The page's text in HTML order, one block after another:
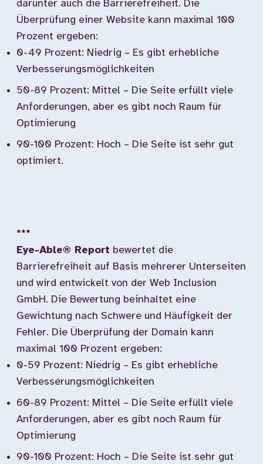
darunter auch die Barrierefreiheit. Die
Überprüfung einer Website kann maximal 100
Prozent ergeben:
0-49 Prozent: Niedrig – Es gibt erhebliche
Verbesserungsmöglichkeiten
50-89 Prozent: Mittel – Die Seite erfüllt viele
Anforderungen, aber es gibt noch Raum für
Optimierung
90-100 Prozent: Hoch – Die Seite ist sehr gut
optimiert.
***
Eye-Able® Report bewertet die
Barrierefreiheit auf Basis mehrerer Unterseiten
und wird entwickelt von der Web Inclusion
GmbH. Die Bewertung beinhaltet eine
Gewichtung nach Schwere und Häufigkeit der
Fehler. Die Überprüfung der Domain kann
maximal 100 Prozent ergeben:
0-59 Prozent: Niedrig – Es gibt erhebliche
Verbesserungsmöglichkeiten
60-89 Prozent: Mittel – Die Seite erfüllt viele
Anforderungen, aber es gibt noch Raum für
Optimierung
90-100 Prozent: Hoch – Die Seite ist sehr gut